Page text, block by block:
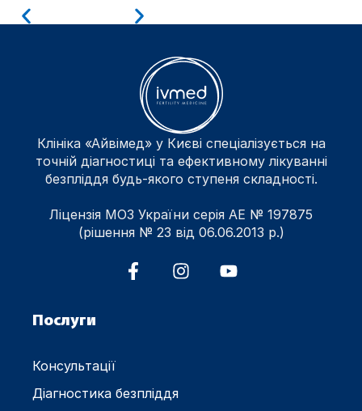
Клініка «Айвімед» у Києві спеціалізується на
точній діагностиці та ефективному лікуванні
безпліддя будь-якого ступеня складності.
Ліцензія МОЗ України серія АЕ № 197875
(рішення № 23 від 06.06.2013 р.)
Послуги
Консультації
Діагностика безпліддя